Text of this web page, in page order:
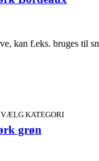
VÆLG KATEGORI
kan f.eks. bruges til
grøn